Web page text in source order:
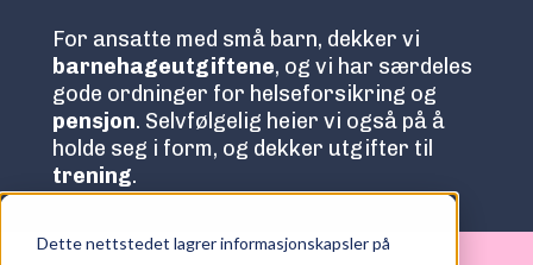
Dette nettstedet lagrer informasjonskapsler på
For ansatte med små barn, dekker vi
barnehageutgiftene, og vi har særdeles
gode ordninger for helseforsikring og
pensjon. Selvfølgelig heier vi også på å
holde seg i form, og dekker utgifter til
trening.